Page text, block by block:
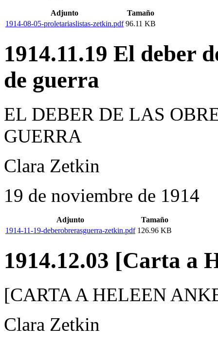
Adjunto
Tamaño
1914-08-05-proletariaslistas-zetkin.pdf 96.11 KB
1914.11.19 El deber
de guerra
EL DEBER DE LAS
GUERRA
Clara Zetkin
19 de noviembre de 1914
Adjunto
Tamaño
1914-11-19-deberobrerasguerra-zetkin.pdf 126.96 KB
1914.12.03 [Carta a
[CARTA A HELEEN
Clara Zetkin